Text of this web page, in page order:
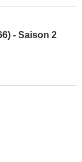
- Saison 2